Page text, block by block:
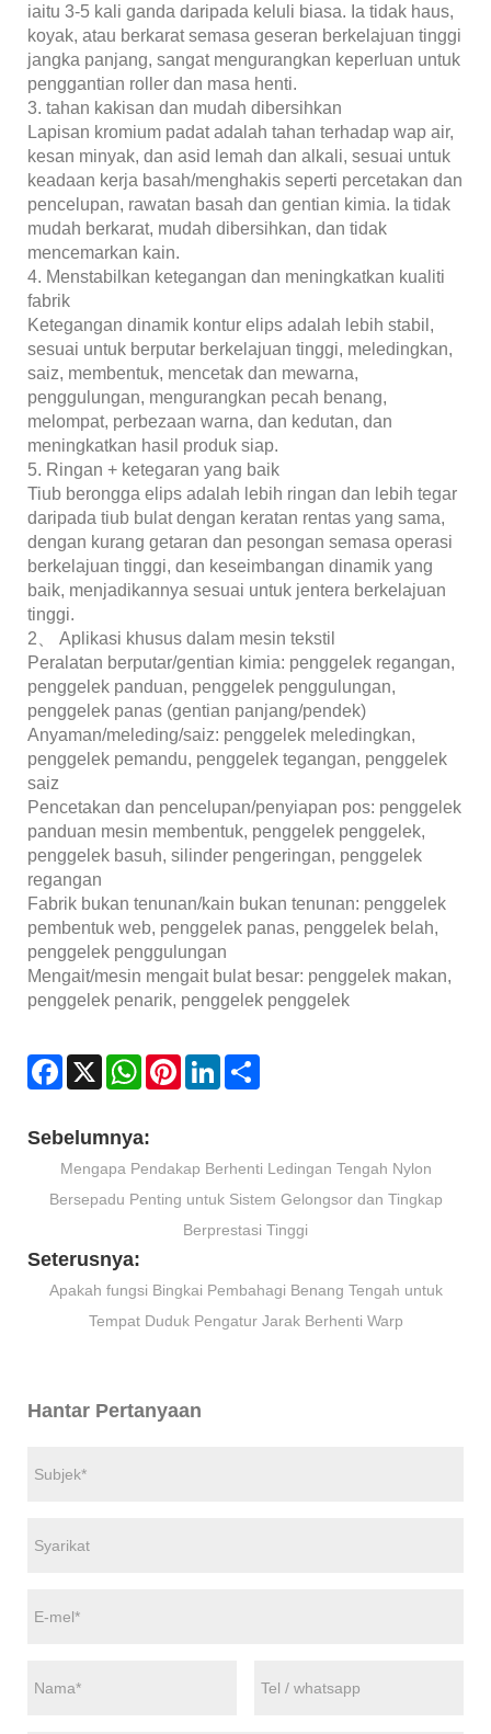
iaitu 3-5 kali ganda daripada keluli biasa. Ia tidak haus,
koyak, atau berkarat semasa geseran berkelajuan tinggi
jangka panjang, sangat mengurangkan keperluan untuk
penggantian roller dan masa henti.
3. tahan kakisan dan mudah dibersihkan
Lapisan kromium padat adalah tahan terhadap wap air,
kesan minyak, dan asid lemah dan alkali, sesuai untuk
keadaan kerja basah/menghakis seperti percetakan dan
pencelupan, rawatan basah dan gentian kimia. Ia tidak
mudah berkarat, mudah dibersihkan, dan tidak
mencemarkan kain.
4. Menstabilkan ketegangan dan meningkatkan kualiti
fabrik
Ketegangan dinamik kontur elips adalah lebih stabil,
sesuai untuk berputar berkelajuan tinggi, meledingkan,
saiz, membentuk, mencetak dan mewarna,
penggulungan, mengurangkan pecah benang,
melompat, perbezaan warna, dan kedutan, dan
meningkatkan hasil produk siap.
5. Ringan + ketegaran yang baik
Tiub berongga elips adalah lebih ringan dan lebih tegar
daripada tiub bulat dengan keratan rentas yang sama,
dengan kurang getaran dan pesongan semasa operasi
berkelajuan tinggi, dan keseimbangan dinamik yang
baik, menjadikannya sesuai untuk jentera berkelajuan
tinggi.
2、 Aplikasi khusus dalam mesin tekstil
Peralatan berputar/gentian kimia: penggelek regangan,
penggelek panduan, penggelek penggulungan,
penggelek panas (gentian panjang/pendek)
Anyaman/meleding/saiz: penggelek meledingkan,
penggelek pemandu, penggelek tegangan, penggelek
saiz
Pencetakan dan pencelupan/penyiapan pos: penggelek
panduan mesin membentuk, penggelek penggelek,
penggelek basuh, silinder pengeringan, penggelek
regangan
Fabrik bukan tenunan/kain bukan tenunan: penggelek
pembentuk web, penggelek panas, penggelek belah,
penggelek penggulungan
Mengait/mesin mengait bulat besar: penggelek makan,
penggelek penarik, penggelek penggelek
Facebook
X WhatsAppPinterestLinkedIn
Sebelumnya:
Mengapa Pendakap Berhenti Ledingan Tengah Nylon
Bersepadu Penting untuk Sistem Gelongsor dan Tingkap
Berprestasi Tinggi
Seterusnya:
Apakah fungsi Bingkai Pembahagi Benang Tengah untuk
Tempat Duduk Pengatur Jarak Berhenti Warp
Hantar Pertanyaan